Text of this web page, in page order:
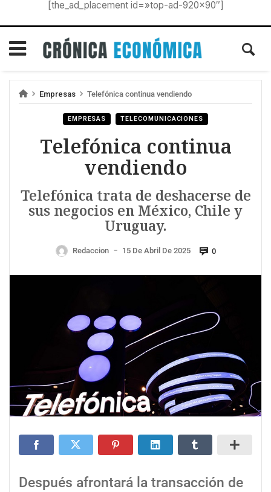
[the_ad_placement id=»top-ad-920×90″]
Empresas Telefónica continua vendiendo
EMPRESAS TELECOMUNICACIONES
Telefónica continua
vendiendo
Telefónica trata de deshacerse de
sus negocios en México, Chile y
Uruguay.
Redaccion — 15 De Abril De 2025 0
Después afrontará la transacción de